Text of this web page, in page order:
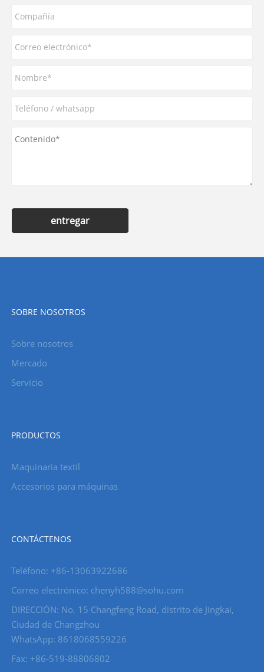
entregar
SOBRE NOSOTROS
Sobre nosotros
Mercado
Servicio
PRODUCTOS
Maquinaria textil
Accesorios para máquinas
CONTÁCTENOS
Teléfono: +86-13063922686
Correo electrónico: chenyh588@sohu.com
DIRECCIÓN: No. 15 Changfeng Road, distrito de Jingkai,
Ciudad de Changzhou
WhatsApp: 8618068559226
Fax: +86-519-88806802